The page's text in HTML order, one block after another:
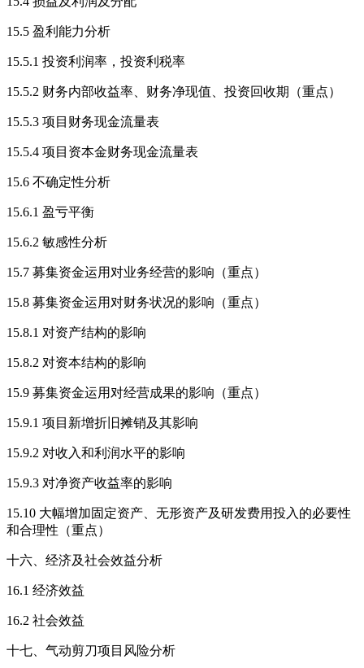
15.5 盈利能力分析
15.5.1 投资利润率，投资利税率
15.5.2 财务内部收益率、财务净现值、投资回收期（重点）
15.5.3 项目财务现金流量表
15.5.4 项目资本金财务现金流量表
15.6 不确定性分析
15.6.1 盈亏平衡
15.6.2 敏感性分析
15.7 募集资金运用对业务经营的影响（重点）
15.8 募集资金运用对财务状况的影响（重点）
15.8.1 对资产结构的影响
15.8.2 对资本结构的影响
15.9 募集资金运用对经营成果的影响（重点）
15.9.1 项目新增折旧摊销及其影响
15.9.2 对收入和利润水平的影响
15.9.3 对净资产收益率的影响
15.10 大幅增加固定资产、无形资产及研发费用投入的必要性
和合理性（重点）
十六、经济及社会效益分析
16.1 经济效益
16.2 社会效益
十七、气动剪刀项目风险分析